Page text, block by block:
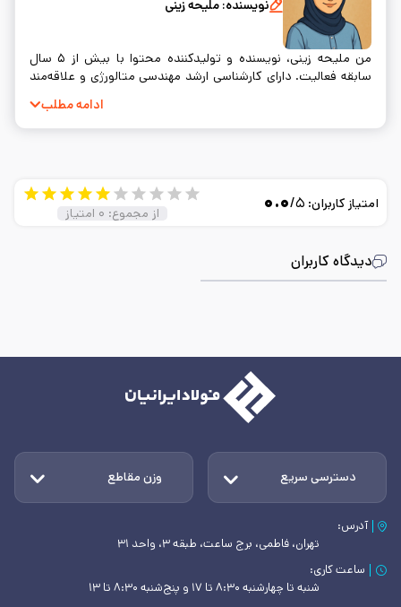
نویسنده: ملیحه زینی
من ملیحه زینی، نویسنده و تولیدکننده محتوا با بیش از ۵ سال
سابقه فعالیت. دارای کارشناسی ارشد مهندسی متالورژی و علاقه‌مند
ادامه مطلب
دیدگاه کاربران
امتیاز کاربران: ۰.۰/۵
از مجموع: ۰ امتیاز
دسترسی سریع وزن مقاطع
آدرس:
تهران، فاطمی، برج ساعت، طبقه ۳، واحد ۳۱
ساعت کاری:
شنبه تا چهارشنبه ۸:۳۰ تا ۱۷ و پنج‌شنبه ۸:۳۰ تا ۱۳